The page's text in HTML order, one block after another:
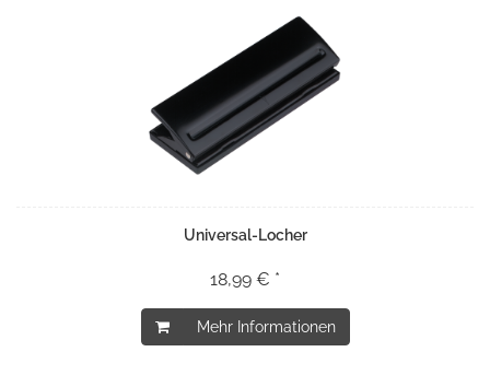
Universal-Locher
18,99 € *
Mehr Informationen